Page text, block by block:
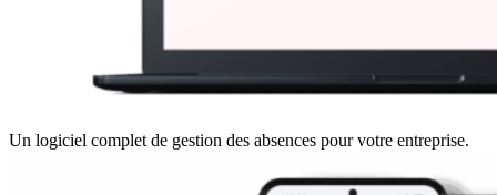
Un logiciel complet de gestion des absences pour votre entreprise.